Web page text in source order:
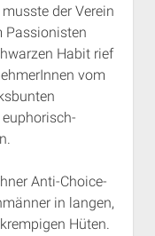
der Verein
Passionisten
Habit rief
vom
euphorisch-
Anti-Choice-
in langen,
Hüten.